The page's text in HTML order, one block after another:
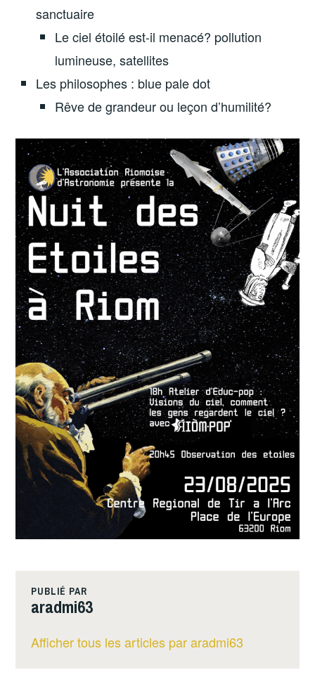
sanctuaire
Le ciel étoilé est-il menacé? pollution
lumineuse, satellites
Les philosophes : blue pale dot
Rêve de grandeur ou leçon d’humilité?
PUBLIÉ PAR
aradmi63
Afficher tous les articles par aradmi63